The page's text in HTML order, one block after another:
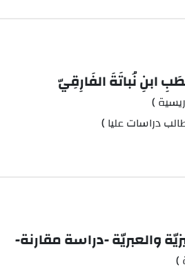
ابنِ نُباتَةَ الفَارِقِيّ
)
دراسات عليا )
والعبريّة -دراسة مقارنة-
)